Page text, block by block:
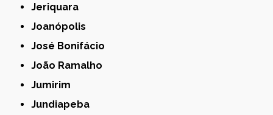
Jeriquara
Joanópolis
José Bonifácio
João Ramalho
Jumirim
Jundiapeba